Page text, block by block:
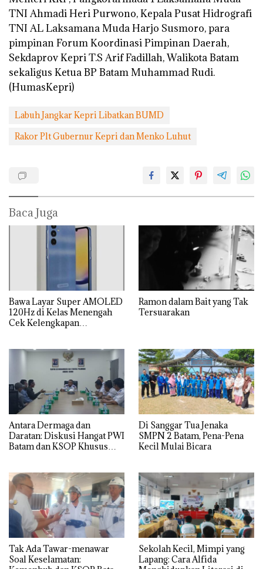
TNI Ahmadi Heri Purwono, Kepala Pusat Hidrografi
TNI AL Laksamana Muda Harjo Susmoro, para
pimpinan Forum Koordinasi Pimpinan Daerah,
Sekdaprov Kepri T.S Arif Fadillah, Walikota Batam
sekaligus Ketua BP Batam Muhammad Rudi.
(HumasKepri)
Labuh Jangkar Kepri Libatkan BUMD
Rakor Plt Gubernur Kepri dan Menko Luhut
Baca Juga
Bawa Layar Super AMOLED
120Hz di Kelas Menengah
Cek Kelengkapan
Ramon dalam Bait yang Tak
Tersuarakan
Antara Dermaga dan
Daratan: Diskusi Hangat PWI
Batam dan KSOP Khusus
Di Sanggar Tua Jenaka
SMPN 2 Batam, Pena-Pena
Kecil Mulai Bicara
Tak Ada Tawar-menawar
Soal Keselamatan:
Sekolah Kecil, Mimpi yang
Lapang: Cara Alfida